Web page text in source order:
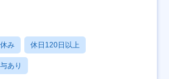
み 休日120日以上
あり